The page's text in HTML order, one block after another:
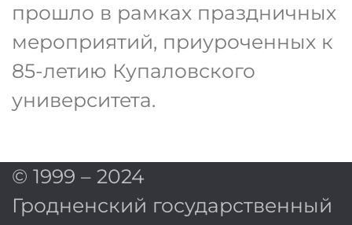
прошло в рамках праздничных
мероприятий, приуроченных к
85-летию Купаловского
университета.
© 1999 – 2024
Гродненский государственный